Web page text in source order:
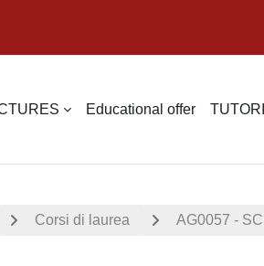
Educational offer
Corsi di laurea AG0057 -